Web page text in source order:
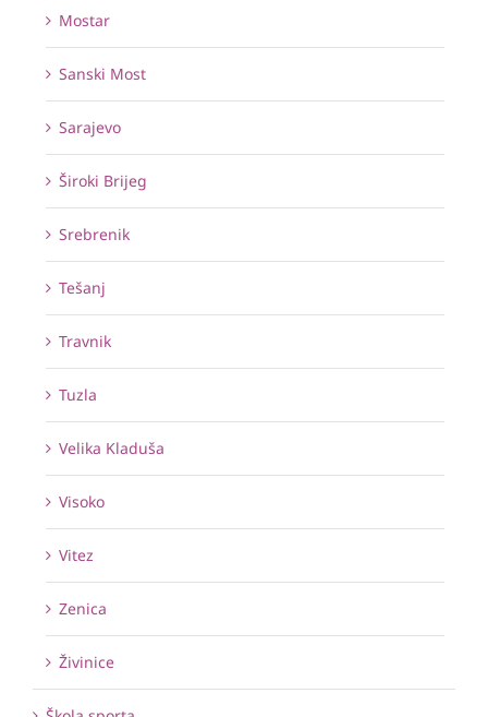
Mostar
Sanski Most
Sarajevo
Široki Brijeg
Srebrenik
Tešanj
Travnik
Tuzla
Velika Kladuša
Visoko
Vitez
Zenica
Živinice